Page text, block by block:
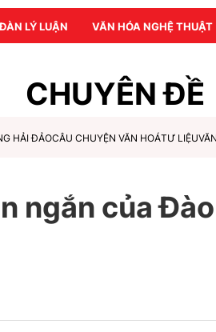
LÝ LUẬN VĂN HÓA NGHỆ THUẬT
CHUYÊN ĐỀ
HẢI ĐẢOCÂU CHUYỆN VĂN HOÁTƯ LIỆU
ngắn của